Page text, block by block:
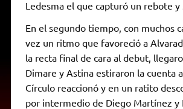
Ledesma el que capturó un rebote y
En el segundo tiempo, con muchos
vez un ritmo que favoreció a
la recta final de cara al debut,
Dimare y Astina estiraron la cuenta
Círculo reaccionó y en un ratito
por intermedio de Diego Martínez y